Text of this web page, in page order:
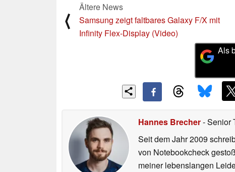
⟨
Ältere News
Samsung zeigt faltbares Galaxy F/X mit
Infinity Flex-Display (Video)
Als
Hannes Brecher- Senior
Seit dem Jahr 2009
von Notebookcheck
meiner lebenslangen